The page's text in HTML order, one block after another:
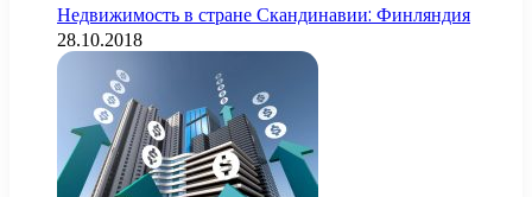
Недвижимость в стране Скандинавии: Финляндия
28.10.2018